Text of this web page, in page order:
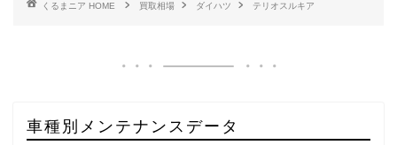
HOME 買取相場 ダイハツ テリオスルキア
車種別メンテナンスデータ